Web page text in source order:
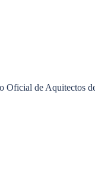
Oficial de Aquitectos